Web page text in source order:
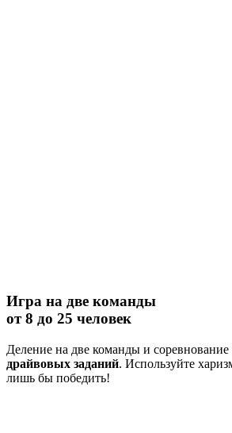
Игра на две команды
от 8 до 25 человек
Деление на две команды и соревнование
драйвовых заданий. Используйте
лишь бы победить!